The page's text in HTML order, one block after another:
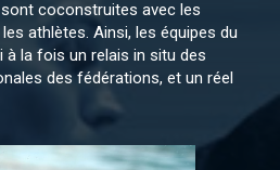
coconstruites avec les
athlètes. Ainsi, les équipes du
à la fois un relais in situ des
des fédérations, et un réel